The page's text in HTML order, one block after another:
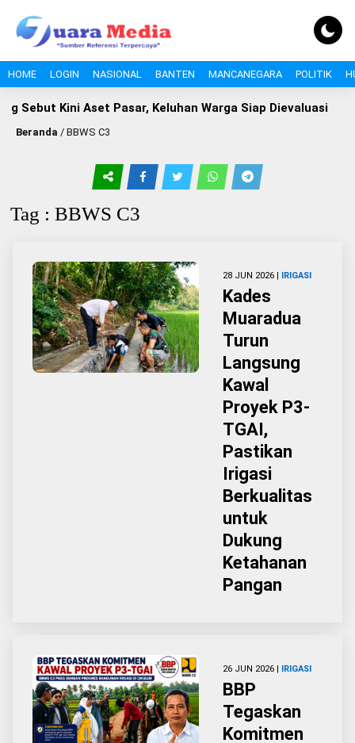
HOME LOGIN NASIONAL BANTEN MANCANEGARA POLITIK
Kini Aset Pasar, Keluhan Warga Siap Dievaluasi
Beranda / BBWS C3
Tag : BBWS C3
28 JUN 2026 | IRIGASI
Kades
Muaradua
Turun
Langsung
Kawal
Proyek P3-
TGAI,
Pastikan
Irigasi
Berkualitas
untuk
Dukung
Ketahanan
Pangan
26 JUN 2026 | IRIGASI
BBP
Tegaskan
Komitmen